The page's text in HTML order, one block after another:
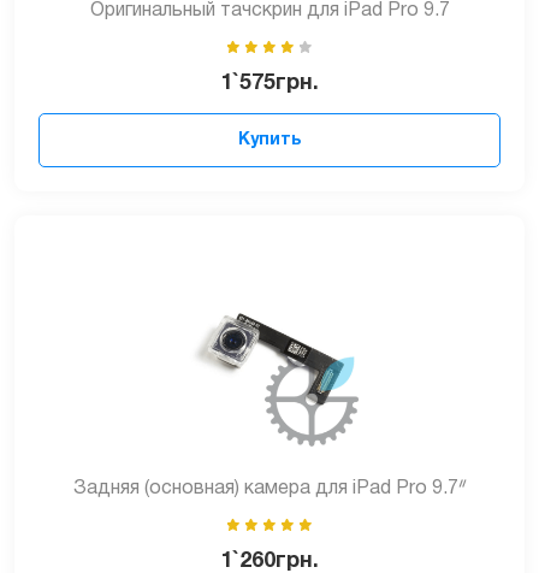
Оригинальный тачскрин для iPad Pro 9.7
1`575грн.
Купить
Задняя (основная) камера для iPad Pro 9.7ᐥ
1`260грн.